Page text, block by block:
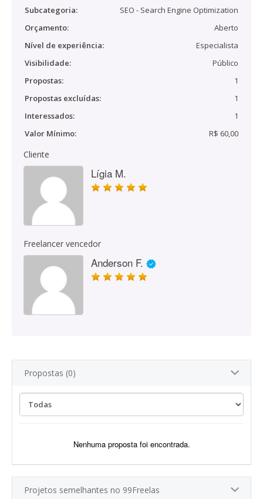
Subcategoria:
SEO - Search Engine Optimization
Orçamento:
Aberto
Nível de experiência:
Especialista
Visibilidade:
Público
Propostas:
1
Propostas excluídas:
1
Interessados:
1
Valor Mínimo:
R$ 60,00
Cliente
Lígia M.
Freelancer vencedor
Anderson F.
Propostas (0)
Nenhuma proposta foi encontrada.
Projetos semelhantes no 99Freelas